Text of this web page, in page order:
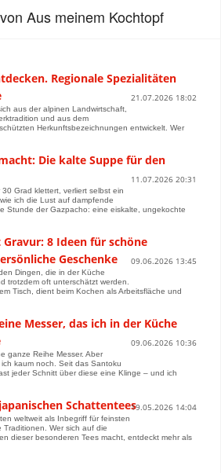
Aus meinem Kochtopf
Regionale Spezialitäten
21.07.2026 18:02
aus der alpinen Landwirtschaft,
und aus dem
Herkunftsbezeichnungen entwickelt. Wer
Die kalte Suppe für den
11.07.2026 20:31
Grad klettert, verliert selbst ein
ich die Lust auf dampfende
Stunde der Gazpacho: eine eiskalte, ungekochte
8 Ideen für schöne
Geschenke
09.06.2026 13:45
Dingen, die in der Küche
trotzdem oft unterschätzt werden.
Tisch, dient beim Kochen als Arbeitsfläche und
Messer, das ich in der Küche
09.06.2026 10:36
ganze Reihe Messer. Aber
kaum noch. Seit das Santoku
jeder Schnitt über diese eine Klinge – und ich
Schattentees19.05.2026 14:04
weltweit als Inbegriff für feinsten
Wer sich auf die
dieser besonderen Tees macht, entdeckt mehr als